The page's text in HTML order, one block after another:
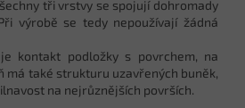
tři vrstvy se spojují dohromady
výrobě se tedy nepoužívají žádná
kontakt podložky s povrchem, na
má také strukturu uzavřených buněk,
na nejrůznějších površích.